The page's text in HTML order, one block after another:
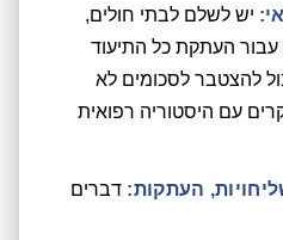
יש לשלם לבתי חולים,
עבור העתקת כל התיעוד
להצטבר לסכומים לא
עם היסטוריה רפואית
העתקות: דברים